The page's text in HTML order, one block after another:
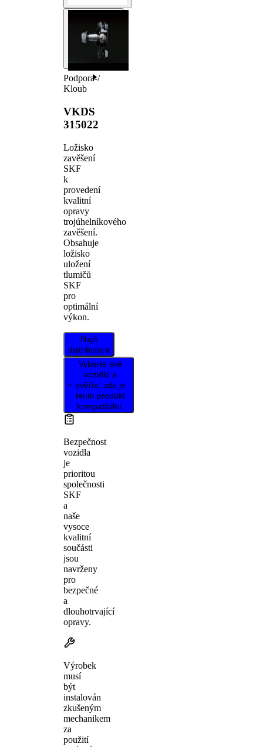
Podpora-/
Kloub
VKDS
315022
Ložisko
zavěšení
SKF
k
provedení
kvalitní
opravy
trojúhelníkového
zavěšení.
Obsahuje
ložisko
uložení
tlumičů
SKF
pro
optimální
výkon.
Najít
distributora
Vyberte své
vozidlo a
ověřte, zda je
tento produkt
kompatibilní.
Bezpečnost
vozidla
je
prioritou
společnosti
SKF
a
naše
vysoce
kvalitní
součásti
jsou
navrženy
pro
bezpečné
a
dlouhotrvající
opravy.
Výrobek
musí
být
instalován
zkušeným
mechanikem
za
použití